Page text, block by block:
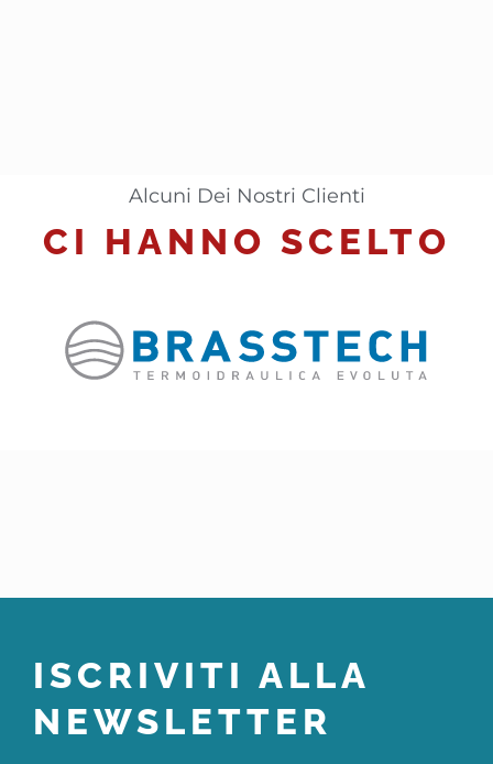
Alcuni Dei Nostri Clienti
CI HANNO SCELTO
ISCRIVITI ALLA
NEWSLETTER